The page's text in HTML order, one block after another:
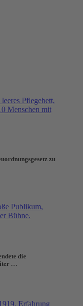
zu
die
…